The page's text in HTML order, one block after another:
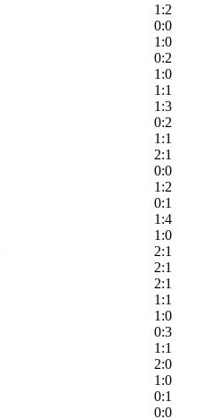
1:2
0:0
1:0
0:2
1:0
1:1
1:3
0:2
1:1
2:1
0:0
1:2
0:1
1:4
1:0
2:1
2:1
2:1
1:1
1:0
0:3
1:1
2:0
1:0
0:1
0:0